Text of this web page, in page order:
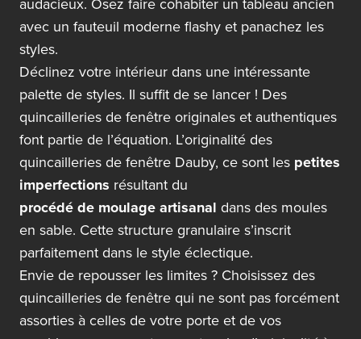
audacieux. Osez faire cohabiter un tableau ancien
avec un fauteuil moderne flashy et panachez les
styles.
Déclinez votre intérieur dans une intéressante
palette de styles. Il suffit de se lancer ! Des
quincailleries de fenêtre originales et authentiques
font partie de l’équation. L’originalité des
quincailleries de fenêtre Dauby, ce sont les petites
imperfections résultant du
procédé de moulage artisanal dans des moules
en sable. Cette structure granulaire s’inscrit
parfaitement dans le style éclectique.
Envie de repousser les limites ? Choisissez des
quincailleries de fenêtre qui ne sont pas forcément
assorties à celles de votre porte et de vos